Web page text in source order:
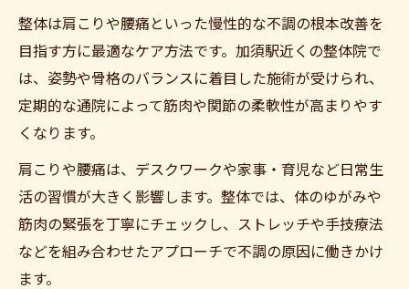
整体は肩こりや腰痛といった慢性的な不調の根本改善を
目指す方に最適なケア方法です。加須駅近くの整体院で
は、姿勢や骨格のバランスに着目した施術が受けられ、
定期的な通院によって筋肉や関節の柔軟性が高まりやす
くなります。
肩こりや腰痛は、デスクワークや家事・育児など日常生
活の習慣が大きく影響します。整体では、体のゆがみや
筋肉の緊張を丁寧にチェックし、ストレッチや手技療法
などを組み合わせたアプローチで不調の原因に働きかけ
ます。